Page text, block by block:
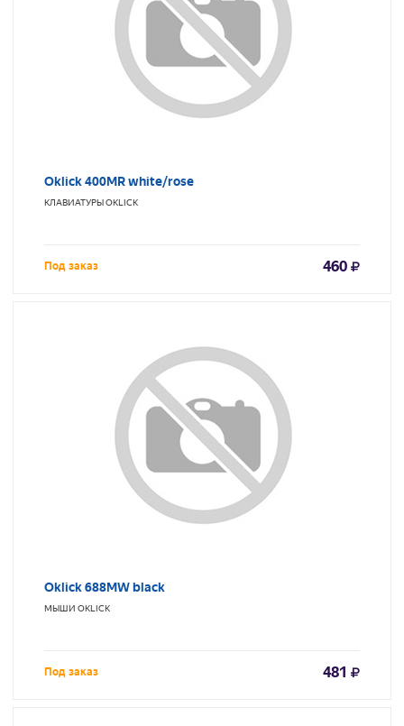
Oklick 400MR white/rose
КЛАВИАТУРЫOKLICK
Под заказ 460
Oklick 688MW black
МЫШИ OKLICK
Под заказ 481